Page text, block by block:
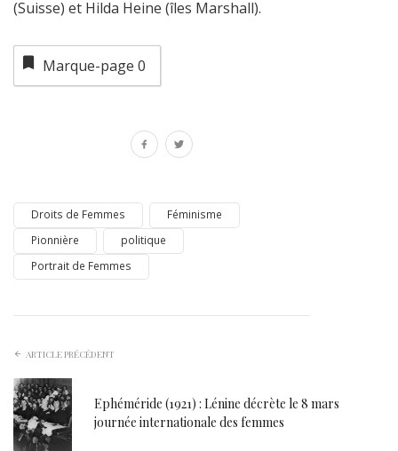
(Suisse) et Hilda Heine (îles Marshall).
Marque-page 0
Droits de Femmes
Féminisme
Pionnière
politique
Portrait de Femmes
ARTICLE PRÉCÉDENT
Ephéméride (1921) : Lénine décrète le 8 mars
journée internationale des femmes